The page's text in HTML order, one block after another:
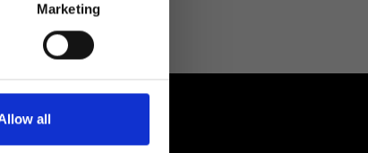
Marketing
all